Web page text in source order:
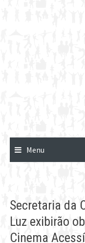
Menu
Secretaria da
Luz exibirão
Cinema